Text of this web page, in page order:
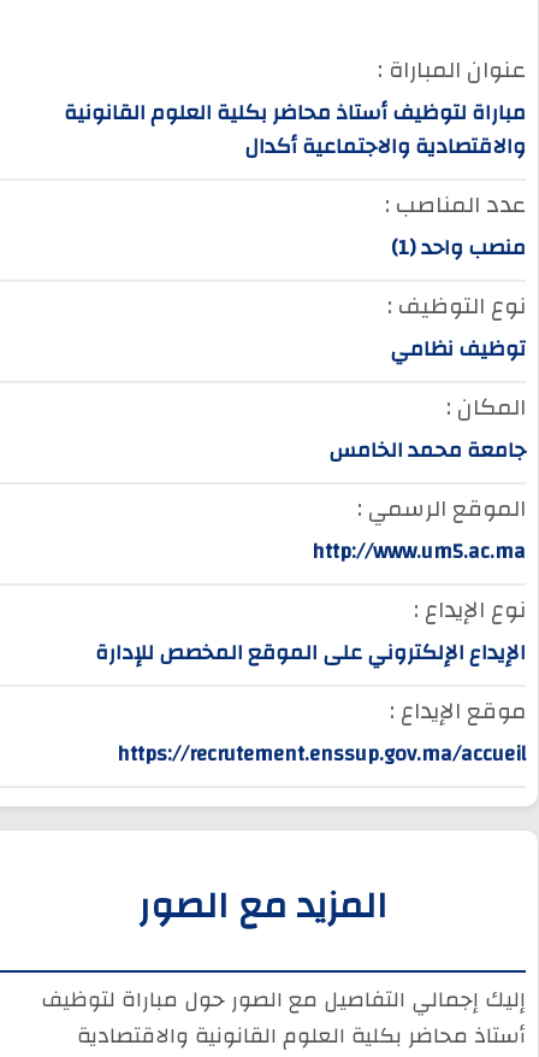
عنوان المباراة :
مباراة لتوظيف أستاذ محاضر بكلية العلوم القانونية
والاقتصادية والاجتماعية أكدال
عدد المناصب :
منصب واحد (1)
نوع التوظيف :
توظيف نظامي
المكان :
جامعة محمد الخامس
الموقع الرسمي :
http://www.um5.ac.ma
نوع الإيداع :
الإيداع الإلكتروني على الموقع المخصص للإدارة
موقع الإيداع :
https://recrutement.enssup.gov.ma/accueil
المزيد مع الصور
إليك إجمالي التفاصيل مع الصور حول مباراة لتوظيف
أستاذ محاضر بكلية العلوم القانونية والاقتصادية